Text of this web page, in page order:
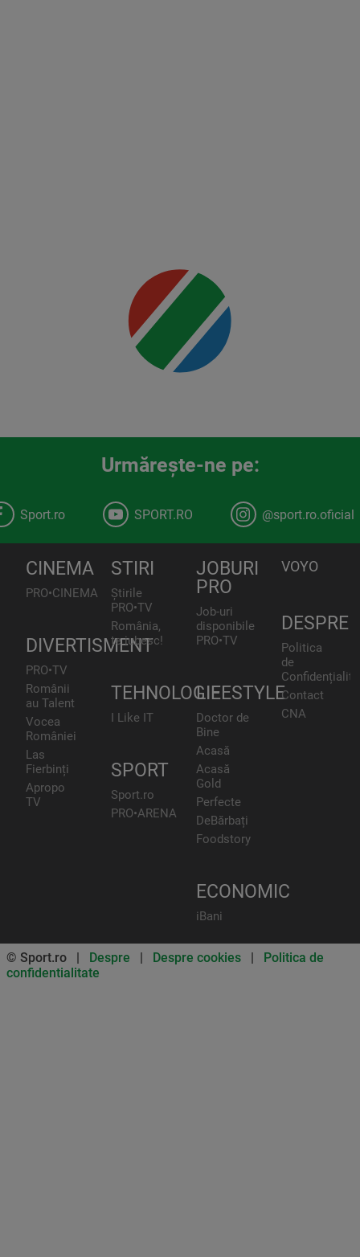
Urmăreşte-ne pe:
Sport.ro SPORT.RO @sport.ro.oficial
CINEMA
PRO•CINEMA
DIVERTISMENT
PRO•TV
Românii
au Talent
Vocea
României
Las
Fierbinți
Apropo
TV
STIRI
Știrile
PRO•TV
România,
te iubesc!
TEHNOLOGIE
I Like IT
SPORT
Sport.ro
PRO•ARENA
JOBURI
PRO
Job-uri
disponibile
PRO•TV
LIFESTYLE
Doctor de
Bine
Acasă
Acasă
Gold
Perfecte
DeBărbați
Foodstory
ECONOMIC
iBani
VOYO
DESPRE
Politica
de
Contact
CNA
© Sport.ro | Despre | Despre cookies | Politica de
confidentialitate